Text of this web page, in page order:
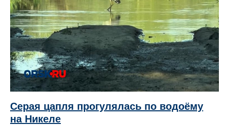
Серая цапля прогулялась по водоёму
на Никеле